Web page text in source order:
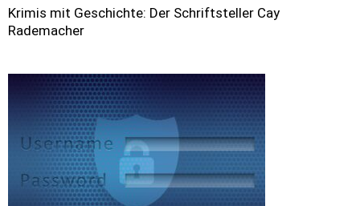
Krimis mit Geschichte: Der Schriftsteller Cay
Rademacher